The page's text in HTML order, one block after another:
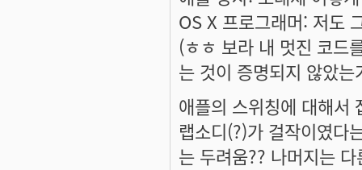
OS X 프로그래머: 저도
(ㅎㅎ 보라 내 멋진 코드
는 것이 증명되지 않았는
애플의 스위칭에 대해서
랩소디(?)가 걸작이였다
는 두려움?? 나머지는